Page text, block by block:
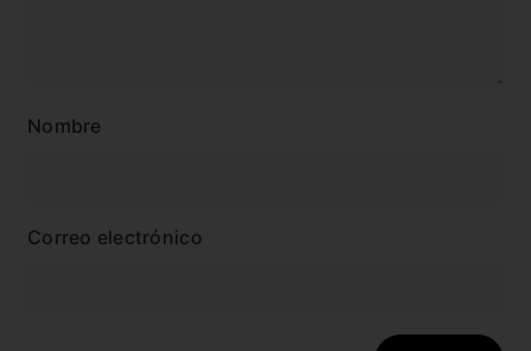
Nombre
Correo electrónico